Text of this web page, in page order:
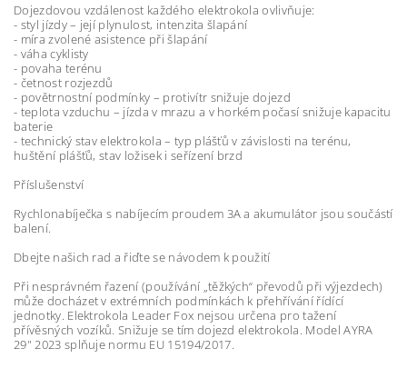
Dojezdovou vzdálenost každého elektrokola ovlivňuje:
- styl jízdy – její plynulost, intenzita šlapání
- míra zvolené asistence při šlapání
- váha cyklisty
- povaha terénu
- četnost rozjezdů
- povětrnostní podmínky – protivítr snižuje dojezd
- teplota vzduchu – jízda v mrazu a v horkém počasí snižuje kapacitu
baterie
- technický stav elektrokola – typ plášťů v závislosti na terénu,
huštění plášťů, stav ložisek i seřízení brzd
Příslušenství
Rychlonabíječka s nabíjecím proudem 3A a akumulátor jsou součástí
balení.
Dbejte našich rad a řiďte se návodem k použití
Při nesprávném řazení (používání „těžkých“ převodů při výjezdech)
může docházet v extrémních podmínkách k přehřívání řídící
jednotky. Elektrokola Leader Fox nejsou určena pro tažení
přívěsných vozíků. Snižuje se tím dojezd elektrokola. Model AYRA
29" 2023 splňuje normu EU 15194/2017.